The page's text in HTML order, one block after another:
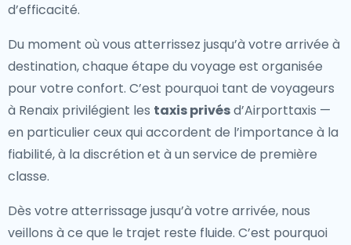
d’efficacité.
Du moment où vous atterrissez jusqu’à votre arrivée à
destination, chaque étape du voyage est organisée
pour votre confort. C’est pourquoi tant de voyageurs
à Renaix privilégient les taxis privésd’Airporttaxis —
en particulier ceux qui accordent de l’importance à la
fiabilité, à la discrétion et à un service de première
classe.
Dès votre atterrissage jusqu’à votre arrivée, nous
veillons à ce que le trajet reste fluide. C’est pourquoi